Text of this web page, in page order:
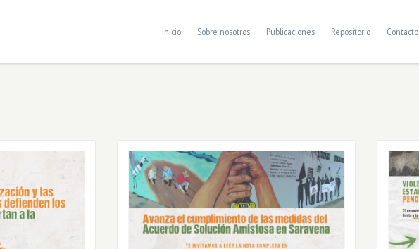
Inicio Sobre nosotros Publicaciones Repositorio Contacto